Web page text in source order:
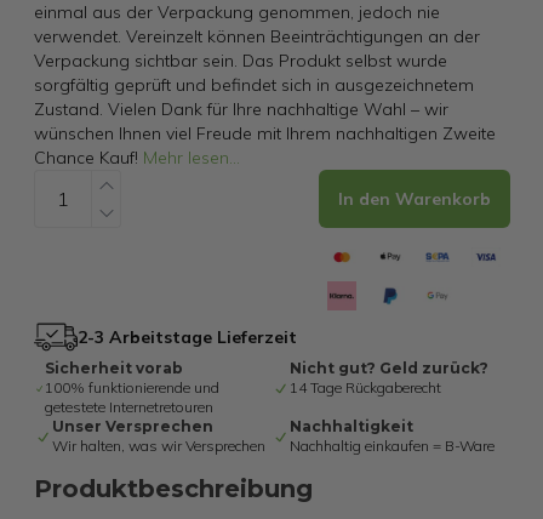
einmal aus der Verpackung genommen, jedoch nie
verwendet. Vereinzelt können Beeinträchtigungen an der
Verpackung sichtbar sein. Das Produkt selbst wurde
sorgfältig geprüft und befindet sich in ausgezeichnetem
Zustand. Vielen Dank für Ihre nachhaltige Wahl – wir
wünschen Ihnen viel Freude mit Ihrem nachhaltigen Zweite
Chance Kauf! Mehr lesen...
In den Warenkorb
2-3 Arbeitstage Lieferzeit
Sicherheit vorab
100% funktionierende und
getestete Internetretouren
Nicht gut? Geld zurück?
14 Tage Rückgaberecht
Unser Versprechen
Wir halten, was wir Versprechen
Nachhaltigkeit
Nachhaltig einkaufen = B-Ware
Produktbeschreibung